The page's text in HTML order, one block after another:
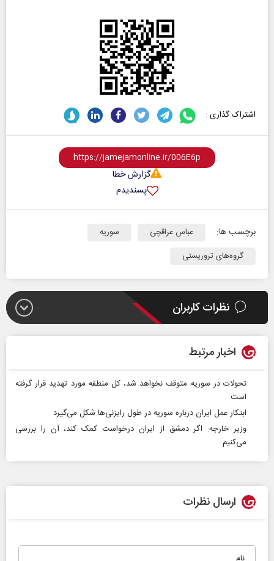
اشتراک گذاری :
گزارش خطا
پسندیدم
برچسب ها: عباس عراقچی
سوریه
گروه‌های تروریستی
نظرات کاربران
اخبار مرتبط
تحولات در سوریه متوقف نخواهد شد، کل منطقه مورد تهدید قرار گرفته
است
ابتکار عمل ایران درباره سوریه در طول رایزنی‌ها شکل می‌گیرد
وزیر خارجه: اگر دمشق از ایران درخواست کمک کند، آن را بررسی
می‌کنیم
ارسال نظرات